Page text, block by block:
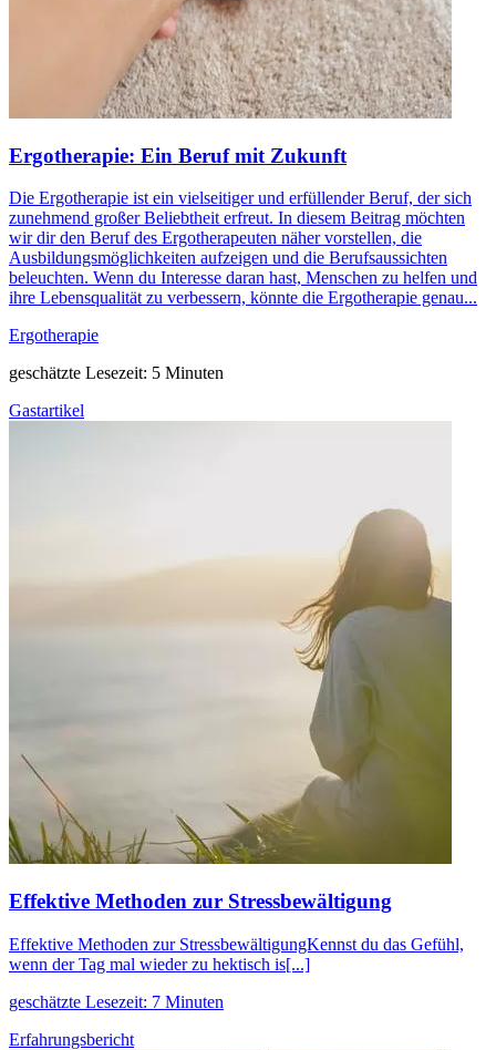
Ergotherapie: Ein Beruf mit Zukunft
Die Ergotherapie ist ein vielseitiger und erfüllender Beruf, der sich
zunehmend großer Beliebtheit erfreut. In diesem Beitrag möchten
wir dir den Beruf des Ergotherapeuten näher vorstellen, die
Ausbildungsmöglichkeiten aufzeigen und die Berufsaussichten
beleuchten. Wenn du Interesse daran hast, Menschen zu helfen und
ihre Lebensqualität zu verbessern, könnte die Ergotherapie genau...
Ergotherapie
geschätzte Lesezeit: 5 Minuten
Gastartikel
Effektive Methoden zur Stressbewältigung
Effektive Methoden zur StressbewältigungKennst du das Gefühl,
wenn der Tag mal wieder zu hektisch is[...]
geschätzte Lesezeit: 7 Minuten
Erfahrungsbericht